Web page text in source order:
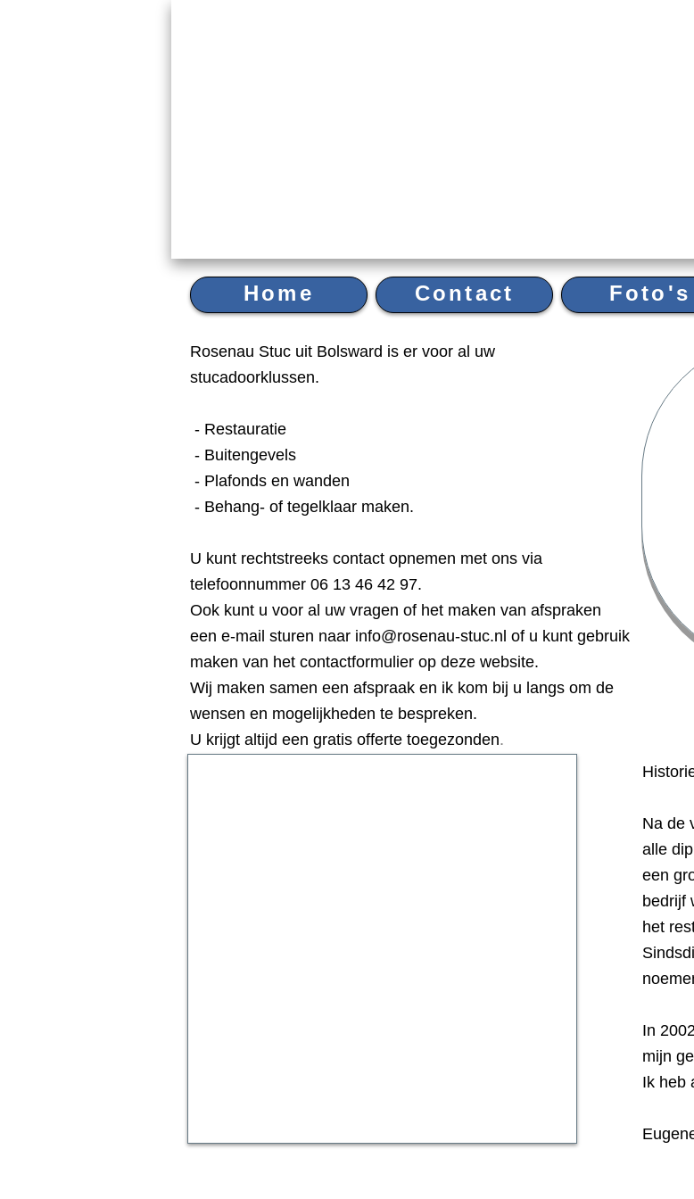
Home Contact Foto's
Rosenau Stuc uit Bolsward is er voor al uw
stucadoorklussen.
- Restauratie
- Buitengevels
- Plafonds en wanden
- Behang- of tegelklaar maken.
U kunt rechtstreeks contact opnemen met ons via
telefoonnummer 06 13 46 42 97.
Ook kunt u voor al uw vragen of het maken van afspraken
een e-mail sturen naar info@rosenau-stuc.nl of u kunt gebruik
maken van het contactformulier op deze website.
Wij maken samen een afspraak en ik kom bij u langs om de
wensen en mogelijkheden te bespreken.
U krijgt altijd een gratis offerte toegezonden.
Na de
alle
een
bedrijf
het
In
mijn
Ik heb